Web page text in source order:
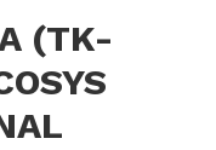
(TK-